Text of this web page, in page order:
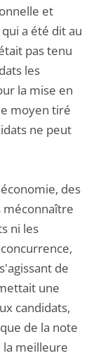
et
a été dit au
pas tenu
les
la mise en
moyen tiré
ne peut
des
méconnaître
ni les
de
une
candidats,
de la note
la meilleure